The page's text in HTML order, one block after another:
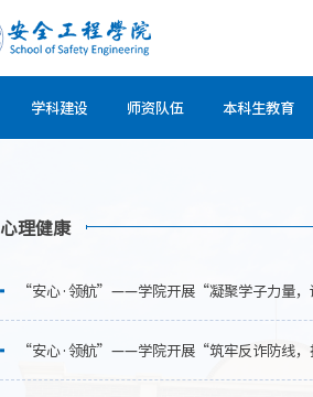
学科建设 师资队伍 本科生教育
心理健康
“安心·领航”——学院开展“凝聚学子力量
“安心·领航”——学院开展“筑牢反诈防线